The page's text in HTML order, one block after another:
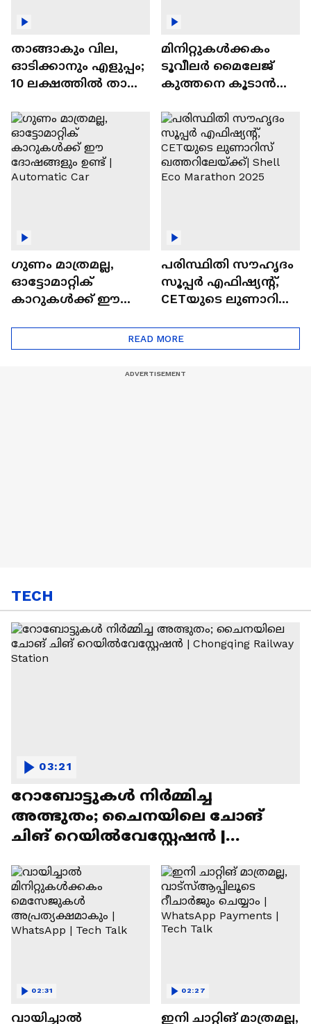
താങ്ങാകും വില,
ഓടിക്കാനും എളുപ്പം;
10 ലക്ഷത്തിൽ താഴെ
ഓട്ടോമാറ്റിക്ക്
എസ്‍യുവികൾ
മിനിറ്റുകൾക്കകം
ടൂവീലർ മൈലേജ്
കുത്തനെ കൂടാൻ
ഗുണം മാത്രമല്ല,
ഓട്ടോമാറ്റിക്
കാറുകൾക്ക് ഈ
പരിസ്ഥിതി സൗഹൃദം
സൂപ്പർ എഫിഷ്യന്റ്,
CETയുടെ ലുണാറിസ്
Eco Marathon 2025
READ MORE
TECH
റോബോട്ടുകൾ നിർമ്മിച്ച
അത്ഭുതം; ചൈനയിലെ ചോങ്
ചിങ് റെയിൽവേസ്റ്റേഷൻ |
03:21
വായിച്ചാൽ
02:31
ഇനി ചാറ്റിങ് മാത്രമല്ല,
02:27